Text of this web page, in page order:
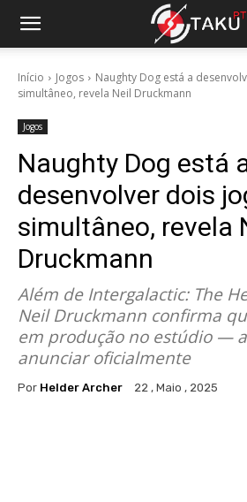
Início Jogos
Naughty Dog está a
simultâneo, revela Neil Druckmann
Jogos
Naughty Dog está
desenvolver dois
simultâneo, revela
Druckmann
Além de Intergalactic: The
Neil Druckmann confirma
em produção no estúdio —
anunciar oficialmente
Por Helder Archer 22 , Maio , 2025